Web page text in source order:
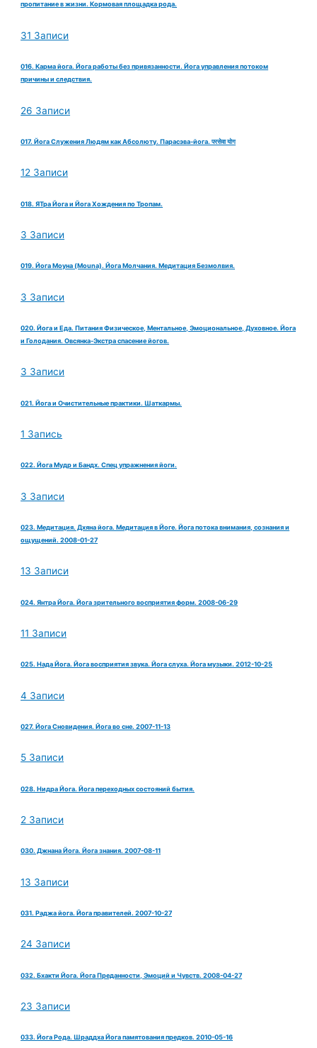
пропитание в жизни. Кормовая площадка рода.
31 Записи
016. Карма йога. Йога работы без привязанности. Йога управления потоком
причины и следствия.
26 Записи
017. Йога Служения Людям как Абсолюту. Парасэва-йога. परसेवा योग
12 Записи
018. ЯТра Йога и Йога Хождения по Тропам.
3 Записи
019. Йога Моуна (Mouna). Йога Молчания. Медитация Безмолвия.
3 Записи
020. Йога и Еда. Питания Физическое, Ментальное, Эмоциональное, Духовное. Йога
и Голодания. Овсянка-Экстра спасение йогов.
3 Записи
021. Йога и Очистительные практики. Шаткармы.
1 Запись
022. Йога Мудр и Бандх. Спец упражнения йоги.
3 Записи
023. Медитация. Дхяна йога. Медитация в Йоге. Йога потока внимания, сознания и
ощущений. 2008-01-27
13 Записи
024. Янтра Йога. Йога зрительного восприятия форм. 2008-06-29
11 Записи
025. Нада Йога. Йога восприятия звука. Йога слуха. Йога музыки. 2012-10-25
4 Записи
027. Йога Сновидения. Йога во сне. 2007-11-13
5 Записи
028. Нидра Йога. Йога переходных состояний бытия.
2 Записи
030. Джнана Йога. Йога знания. 2007-08-11
13 Записи
031. Раджа йога. Йога правителей. 2007-10-27
24 Записи
032. Бхакти Йога. Йога Преданности, Эмоций и Чувств. 2008-04-27
23 Записи
033. Йога Рода. Шраддха Йога памятования предков. 2010-05-16